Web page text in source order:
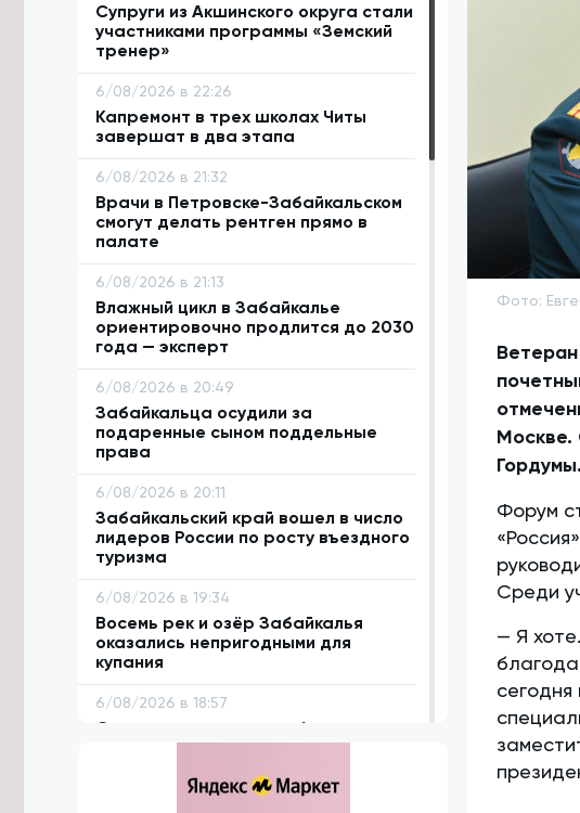
Супруги из Акшинского округа стали
участниками программы «Земский
тренер»
6/08/2026 в 22:26
Капремонт в трех школах Читы
завершат в два этапа
6/08/2026 в 21:32
Врачи в Петровске-Забайкальском
смогут делать рентген прямо в
палате
6/08/2026 в 21:13
Влажный цикл в Забайкалье
ориентировочно продлится до 2030
года — эксперт
6/08/2026 в 20:49
Забайкальца осудили за
подаренные сыном поддельные
права
6/08/2026 в 20:11
Забайкальский край вошел в число
лидеров России по росту въездного
туризма
6/08/2026 в 19:34
Восемь рек и озёр Забайкалья
оказались непригодными для
купания
6/08/2026 в 18:57
Сто проектов стали победителями
первого конкурса ТОС «Решаем
сами» в Забайкалье
Фото:
Москве.
Гордумы.
Форум
Среди
— Я
сегодня